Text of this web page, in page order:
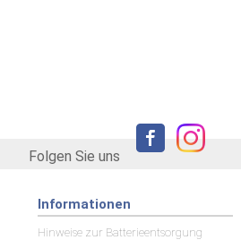
Folgen Sie uns
Informationen
Hinweise zur Batterieentsorgung